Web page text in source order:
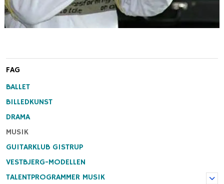
FAG
BALLET
BILLEDKUNST
DRAMA
MUSIK
GUITARKLUB GISTRUP
VESTBJERG-MODELLEN
TALENTPROGRAMMER MUSIK